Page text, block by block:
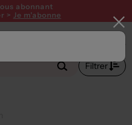
abonnant
> Je m'abonne
Filtrer